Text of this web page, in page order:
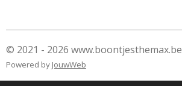
© 2021 - 2026 www.boontjesthemax.be
Powered by JouwWeb